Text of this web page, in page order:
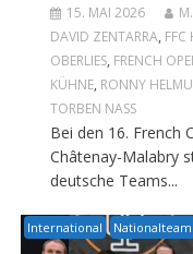
15. MAI 2026
DAVID ZENTARRA, FFC
OBERLIES, FRENCH
KÜHNE, RONNY
TORBEN NASS
Bei den 16. French
Châtenay-Malabry
deutsche Teams...
International Nationalteam